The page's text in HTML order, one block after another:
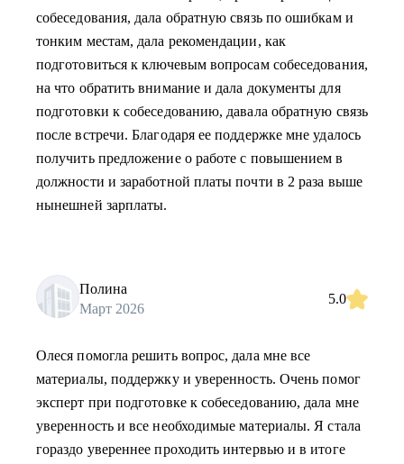
собеседования, дала обратную связь по ошибкам и
тонким местам, дала рекомендации, как
подготовиться к ключевым вопросам собеседования,
на что обратить внимание и дала документы для
подготовки к собеседованию, давала обратную связь
после встречи. Благодаря ее поддержке мне удалось
получить предложение о работе с повышением в
должности и заработной платы почти в 2 раза выше
нынешней зарплаты.
Полина
Март 2026
5.0
Олеся помогла решить вопрос, дала мне все
материалы, поддержку и уверенность. Очень помог
эксперт при подготовке к собеседованию, дала мне
уверенность и все необходимые материалы. Я стала
гораздо увереннее проходить интервью и в итоге